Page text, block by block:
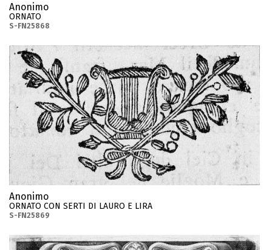
Anonimo
ORNATO
S-FN25868
Anonimo
ORNATO CON SERTI DI LAURO E LIRA
S-FN25869